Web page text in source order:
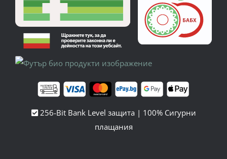
256-Bit Bank Level защита | 100% Сигурни
плащания